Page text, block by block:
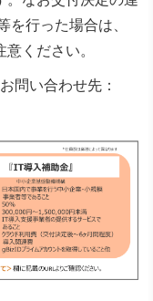
を行った場合は、
ください。
問い合わせ先：